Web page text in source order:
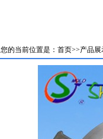
您的当前位置是： 首页>>产品展